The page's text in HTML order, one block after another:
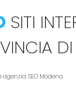
SITI
DI
agenzia SEO Modena